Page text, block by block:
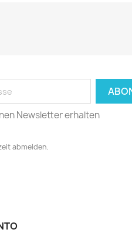
Newsletter erhalten
abmelden.